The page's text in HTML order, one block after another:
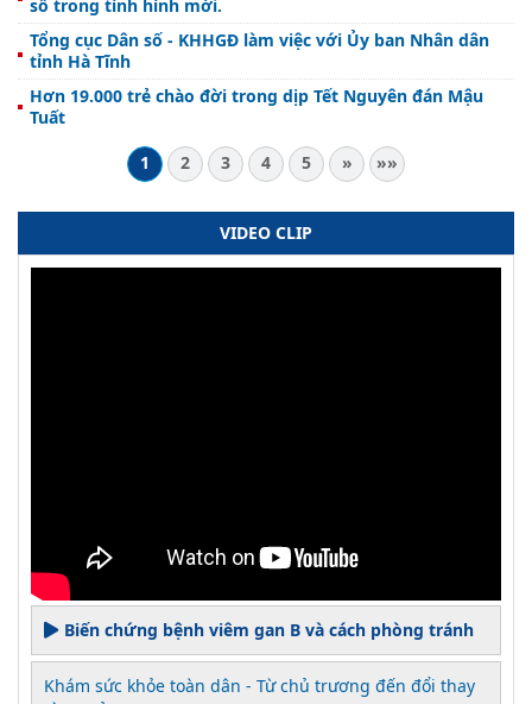
số trong tình hình mới.
Tổng cục Dân số - KHHGĐ làm việc với Ủy ban Nhân dân
tỉnh Hà Tĩnh
Hơn 19.000 trẻ chào đời trong dịp Tết Nguyên đán Mậu
Tuất
1
2 3 4 5 » »»
VIDEO CLIP
Biến chứng bệnh viêm gan B và cách phòng tránh
Khám sức khỏe toàn dân - Từ chủ trương đến đổi thay